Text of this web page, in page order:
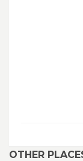
OTHER